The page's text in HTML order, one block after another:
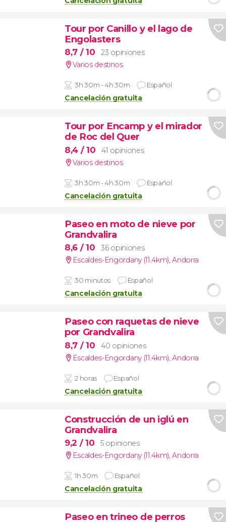
Tour por Canillo y el lago de
Engolasters
8,7 / 10
23 opiniones
Varios destinos
3h 30m - 4h 30m Español
Cancelación gratuita
Tour por Encamp y el mirador
de Roc del Quer
8,4 / 10
41 opiniones
Varios destinos
3h 30m - 4h 30m Español
Cancelación gratuita
Paseo en moto de nieve por
Grandvalira
8,6 / 10
36 opiniones
Escaldes-Engordany (11.4km),Andorra
30 minutos Español
Cancelación gratuita
Paseo con raquetas de nieve
por Grandvalira
8,7 / 10
40 opiniones
Escaldes-Engordany (11.4km),Andorra
2 horas Español
Cancelación gratuita
Construcción de un iglú en
Grandvalira
9,2 / 10
5 opiniones
Escaldes-Engordany (11.4km),Andorra
1h 30m Español
Cancelación gratuita
Paseo en trineo de perros